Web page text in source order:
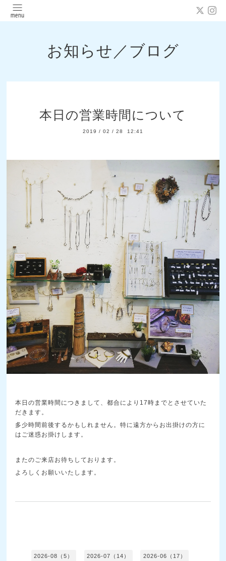
お知らせ／ブログ
本日の営業時間について
2019 / 02 / 28 12:41
本日の営業時間につきまして、都合により17時までとさせていた
だきます。
多少時間前後するかもしれません。特に遠方からお出掛けの方に
はご迷惑お掛けします。
またのご来店お待ちしております。
よろしくお願いいたします。
2026-08（5） 2026-07（14） 2026-06（17）